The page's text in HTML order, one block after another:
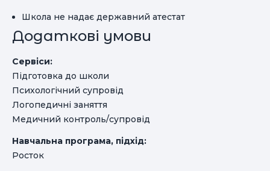
Школа не надає державний атестат
Додаткові умови
Сервіси:
Підготовка до школи
Психологічний супровід
Логопедичні заняття
Медичний контроль/супровід
Навчальна програма, підхід:
Росток